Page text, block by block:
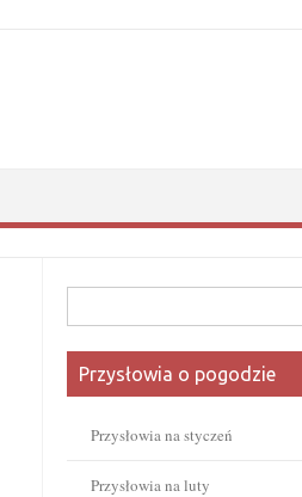
Przysłowia o pogodzie
Przysłowia na styczeń
Przysłowia na luty